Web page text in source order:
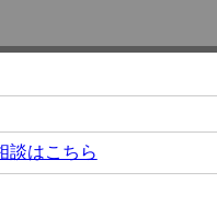
談はこちら